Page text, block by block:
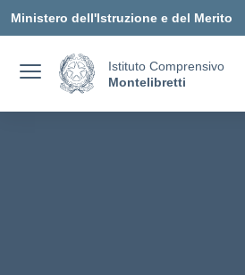
Ministero dell'Istruzione e del Merito
Istituto Comprensivo
Montelibretti